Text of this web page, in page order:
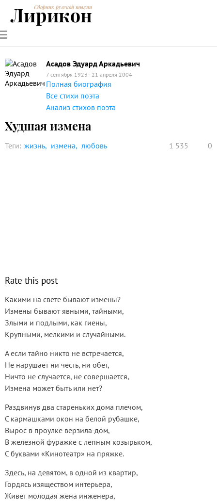
РУССКИЕ
ПОЭТЫ
СОВРЕМЕННИКИЭНЦИКЛОПЕДИЯ
ПОЭЗИИ
Сборник русской поэзии
Лирикон
Асадов Эдуард Аркадьевич
7 сентября 1923 - 21 апреля 2004
Полная биография
Все стихи поэта
Анализ стихов поэта
Худшая измена
Теги: жизнь измена любовь 1 535 0
Rate this post
Какими на свете бывают измены?
Измены бывают явными, тайными,
Злыми и подлыми, как гиены,
Крупными, мелкими и случайными.
А если тайно никто не встречается,
Не нарушает ни честь, ни обет,
Ничто не случается, не совершается,
Измена может быть или нет?
Раздвинув два стареньких дома плечом,
С кармашками окон на белой рубашке,
Вырос в проулке верзила-дом,
В железной фуражке с лепным козырьком,
С буквами «Кинотеатр» на пряжке.
Здесь, на девятом, в одной из квартир,
Гордясь изяществом интерьера,
Живет молодая жена инженера,